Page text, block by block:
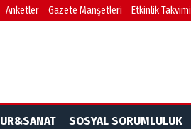
Anketler Gazete Manşetleri Etkinlik Takvimi
SOSYAL SORUMLULUK